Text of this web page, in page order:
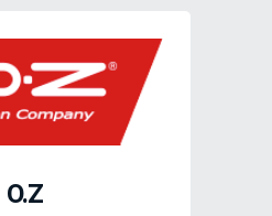
O.Z